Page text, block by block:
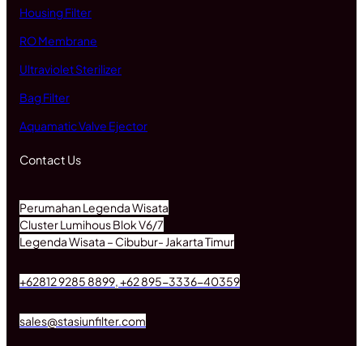
Housing Filter
RO Membrane
Ultraviolet Sterilizer
Bag Filter
Aquamatic Valve Ejector
Contact Us
Perumahan Legenda Wisata
Cluster Lumihous Blok V6/7
Legenda Wisata – Cibubur- Jakarta Timur
+62812 9285 8899, +62 895-3336-40359
sales@stasiunfilter.com